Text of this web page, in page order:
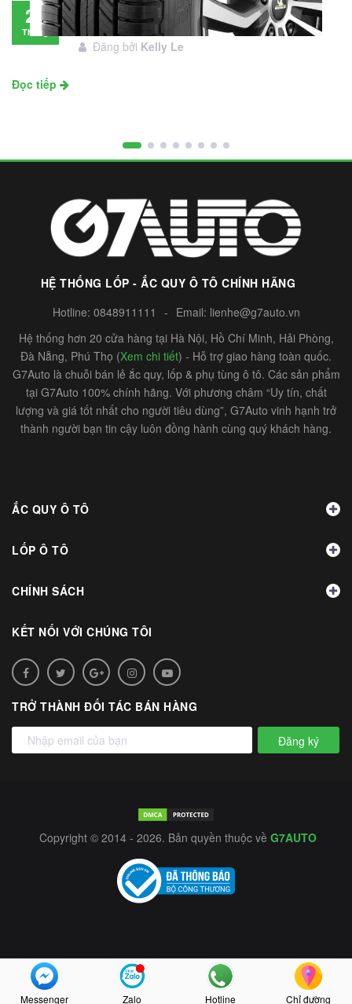
28
Tháng
Đánh giá lốp Michelin Primacy SUV: Đáng
đầu tư không?
Đăng bởi Kelly Le
Đọc tiếp
HỆ THỐNG LỐP - ẮC QUY Ô TÔ CHÍNH HÃNG
Hotline: 0848911111 - Email: lienhe@g7auto.vn
Hệ thống hơn 20 cửa hàng tại Hà Nội, Hồ Chí Minh, Hải Phòng,
Đà Nẵng, Phú Thọ (Xem chi tiết) - Hỗ trợ giao hàng toàn quốc.
G7Auto là chuỗi bán lẻ ắc quy, lốp & phụ tùng ô tô. Các sản phẩm
tại G7Auto 100% chính hãng. Với phương châm “Uy tín, chất
lượng và giá tốt nhất cho người tiêu dùng”, G7Auto vinh hạnh trở
thành người bạn tin cậy luôn đồng hành cùng quý khách hàng.
ẮC QUY Ô TÔ
LỐP Ô TÔ
CHÍNH SÁCH
KẾT NỐI VỚI CHÚNG TÔI
TRỞ THÀNH ĐỐI TÁC BÁN HÀNG
Đăng ký
Copyright © 2014 - 2026. Bản quyền thuộc về G7AUTO
Messenger Zalo Hotline Chỉ đường